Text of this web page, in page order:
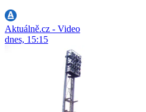
Aktuálně.cz - Video
dnes, 15:15